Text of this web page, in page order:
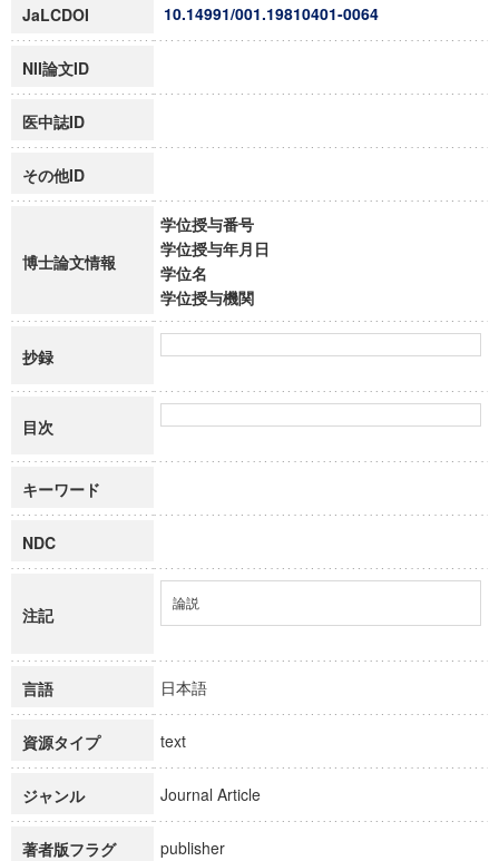
JaLCDOI 10.14991/001.19810401-0064
NII論文ID
医中誌ID
その他ID
博士論文情報
学位授与番号
学位授与年月日
学位名
学位授与機関
抄録
目次
キーワード
NDC
注記
論説
言語 日本語
資源タイプ text
ジャンル Journal Article
著者版フラグ publisher